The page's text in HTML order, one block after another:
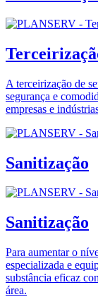
A terceirização de
segurança e
empresas e
Sanitização
Sanitização
Para aumentar o
especializada e
substância eficaz
área.